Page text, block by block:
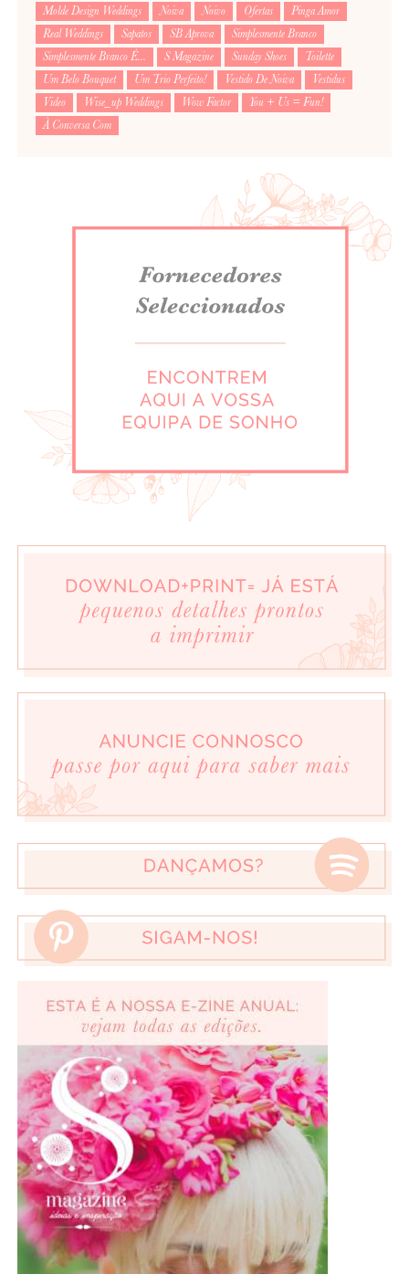
Molde Design Weddings Noiva Noivo Ofertas
Pinga Amor
Real Weddings
Sapatos SB Aprova
Simplesmente Branco
Simplesmente Branco É...
S Magazine Sunday Shoes
Toilette
Um Belo Bouquet
Um Trio Perfeito! Vestido De Noiva
Vestidus
Video
Wise_up Weddings Wow Factor
You + Us = Fun!
À Conversa Com